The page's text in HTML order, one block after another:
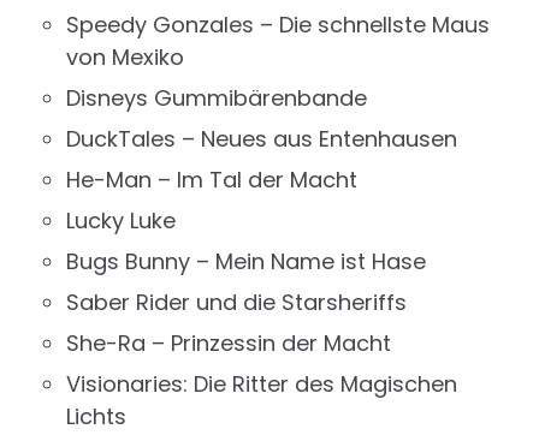
Speedy Gonzales – Die schnellste Maus
von Mexiko
Disneys Gummibärenbande
DuckTales – Neues aus Entenhausen
He-Man – Im Tal der Macht
Lucky Luke
Bugs Bunny – Mein Name ist Hase
Saber Rider und die Starsheriffs
She-Ra – Prinzessin der Macht
Visionaries: Die Ritter des Magischen
Lichts